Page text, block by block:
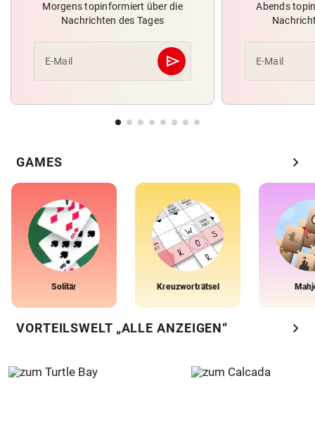
Morgens topinformiert über die
Nachrichten des Tages
E-Mail send
Abschicken
Abends
E-Mail
GAMES chevron_right
Solitär Kreuzworträtsel
VORTEILSWELT „ALLE ANZEIGEN“ chevron_right